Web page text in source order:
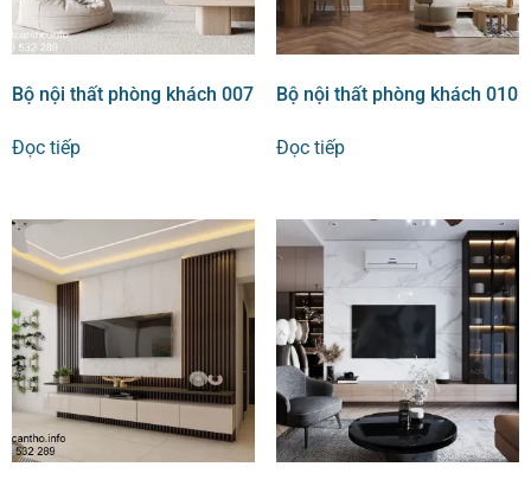
Bộ nội thất phòng khách 007
Đọc tiếp
Bộ nội thất phòng khách 010
Đọc tiếp